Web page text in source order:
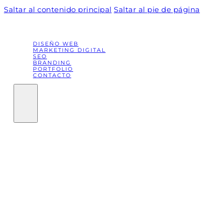
Saltar al contenido principal Saltar al pie de página
DISEÑO WEB
MARKETING DIGITAL
SEO
BRANDING
PORTFOLIO
CONTACTO